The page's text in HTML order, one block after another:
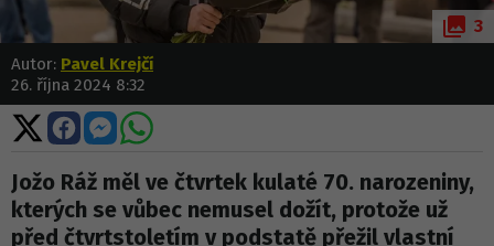
3
Autor: Pavel Krejčí
26. října 2024 8:32
Sdílet
na
X
Sdílet
na
Facebooku
Sdílet
na
Messengeru
Sdílet
WhatsApp
Jožo Ráž měl ve čtvrtek kulaté 70. narozeniny,
kterých se vůbec nemusel dožít, protože už
před čtvrtstoletím v podstatě přežil vlastní